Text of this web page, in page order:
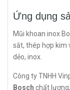
Ứng dụng
Mũi khoan inox
sắt, thép hợp kim
dẻo, inox.
Công ty TNHH
Bosch chất